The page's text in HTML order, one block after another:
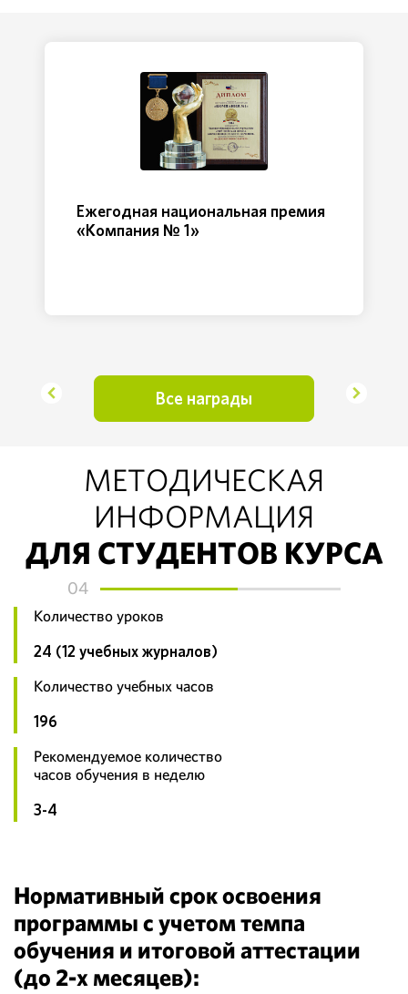
Ежегодная национальная премия
«Компания № 1»
Все награды
МЕТОДИЧЕСКАЯ
ИНФОРМАЦИЯ
ДЛЯ СТУДЕНТОВ КУРСА
04
Количество уроков
24 (12 учебных журналов)
Количество учебных часов
196
Рекомендуемое количество
часов обучения в неделю
3-4
Нормативный срок освоения
программы с учетом темпа
обучения и итоговой аттестации
(до 2-х месяцев):